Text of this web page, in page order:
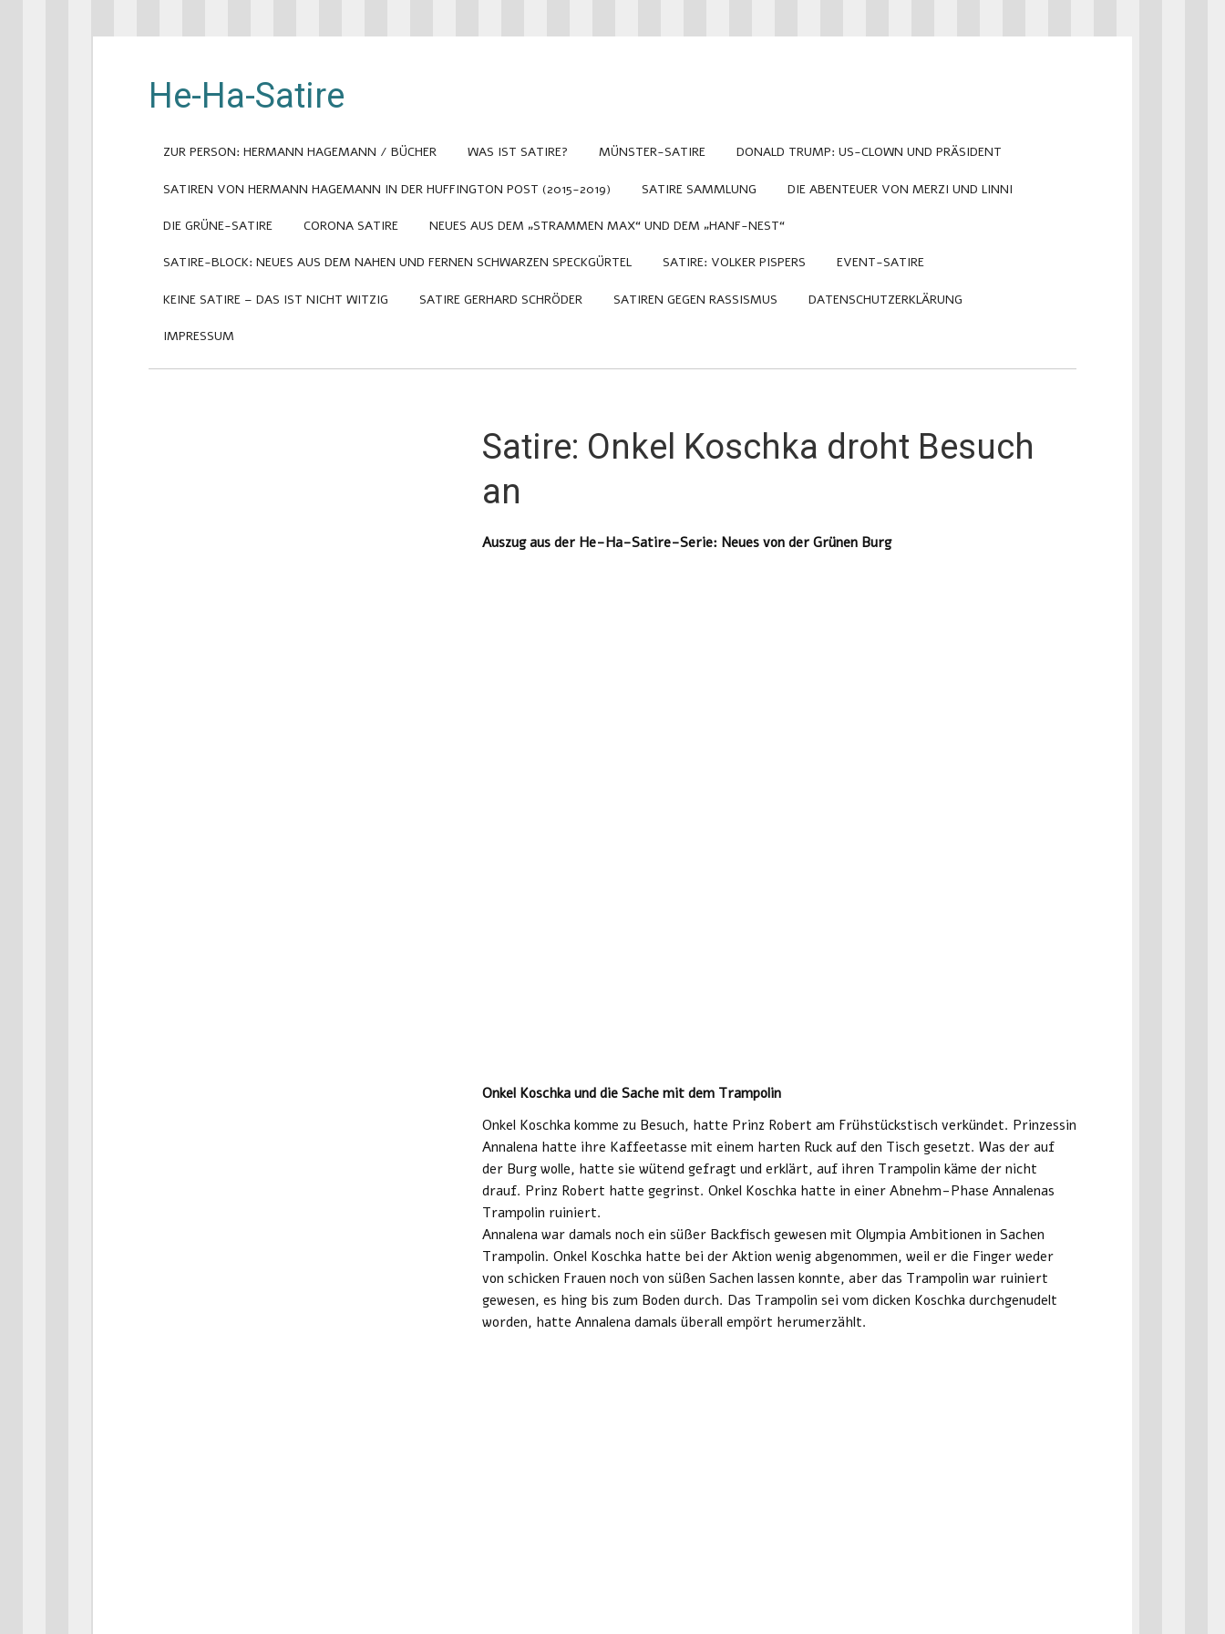
He-Ha-Satire
ZUR PERSON: HERMANN HAGEMANN / BÜCHER WAS IST SATIRE? MÜNSTER-SATIRE DONALD TRUMP: US-CLOWN UND PRÄSIDENT
SATIREN VON HERMANN HAGEMANN IN DER HUFFINGTON POST (2015-2019) SATIRE SAMMLUNG DIE ABENTEUER VON MERZI UND LINNI
DIE GRÜNE-SATIRE CORONA SATIRE NEUES AUS DEM „STRAMMEN MAX“ UND DEM „HANF-NEST“
SATIRE-BLOCK: NEUES AUS DEM NAHEN UND FERNEN SCHWARZEN SPECKGÜRTEL SATIRE: VOLKER PISPERS EVENT-SATIRE
KEINE SATIRE – DAS IST NICHT WITZIG SATIRE GERHARD SCHRÖDER SATIREN GEGEN RASSISMUS DATENSCHUTZERKLÄRUNG
IMPRESSUM
Satire: Onkel Koschka droht Besuch
an
Auszug aus der He-Ha-Satire-Serie: Neues von der Grünen Burg
Onkel Koschka und die Sache mit dem Trampolin
Onkel Koschka komme zu Besuch, hatte Prinz Robert am Frühstückstisch verkündet. Prinzessin
Annalena hatte ihre Kaffeetasse mit einem harten Ruck auf den Tisch gesetzt. Was der auf
der Burg wolle, hatte sie wütend gefragt und erklärt, auf ihren Trampolin käme der nicht
drauf. Prinz Robert hatte gegrinst. Onkel Koschka hatte in einer Abnehm-Phase Annalenas
Trampolin ruiniert.
Annalena war damals noch ein süßer Backfisch gewesen mit Olympia Ambitionen in Sachen
Trampolin. Onkel Koschka hatte bei der Aktion wenig abgenommen, weil er die Finger weder
von schicken Frauen noch von süßen Sachen lassen konnte, aber das Trampolin war ruiniert
gewesen, es hing bis zum Boden durch. Das Trampolin sei vom dicken Koschka durchgenudelt
worden, hatte Annalena damals überall empört herumerzählt.